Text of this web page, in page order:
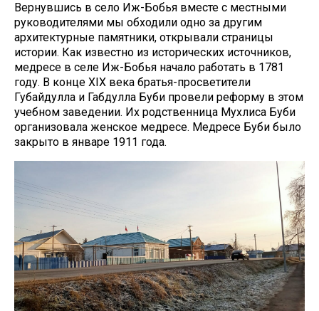
Вернувшись в село Иж-Бобья вместе с местными
руководителями мы обходили одно за другим
архитектурные памятники, открывали страницы
истории. Как известно из исторических источников,
медресе в селе Иж-Бобья начало работать в 1781
году. В конце XIX века братья-просветители
Губайдулла и Габдулла Буби провели реформу в этом
учебном заведении. Их родственница Мухлиса Буби
организовала женское медресе. Медресе Буби было
закрыто в январе 1911 года.